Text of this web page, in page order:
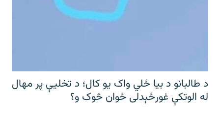
د طالبانو د بیا ځلي واک یو کال؛ د تخلیې پر مهال
له الوتکې غورځېدلی ځوان څوک و؟